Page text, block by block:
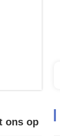
ons op